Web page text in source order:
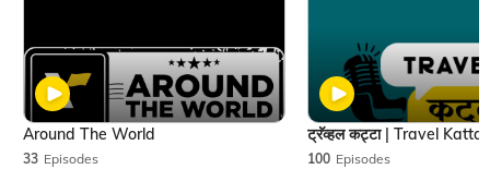
33 Episodes
Around The World
100 Episodes